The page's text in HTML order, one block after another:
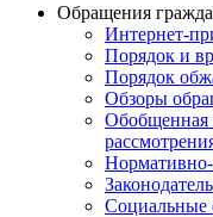
Обращения
Интернет-
Порядок и
Порядок
Обзоры
Обобщенная
Нормативно-
Социальные